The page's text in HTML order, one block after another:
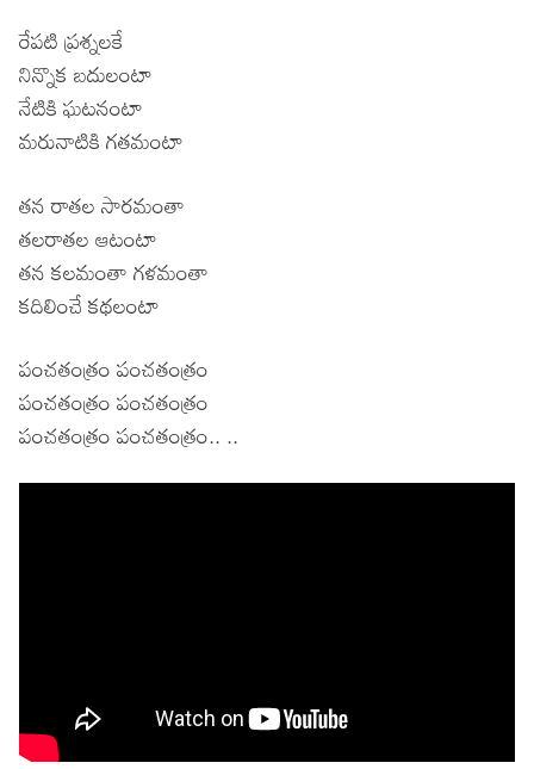
రేపటి ప్రశ్నలకే
నిన్నొక బదులంటా
నేటికి ఘటనంటా
మరునాటికి గతమంటా
తన రాతల సారమంతా
తలరాతల ఆటంటా
తన కలమంతా గళమంతా
కదిలించే కథలంటా
పంచతంత్రం పంచతంత్రం
పంచతంత్రం పంచతంత్రం
పంచతంత్రం పంచతంత్రం.. ..